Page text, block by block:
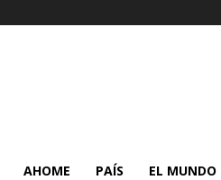
AHOME PAÍS EL MUNDO